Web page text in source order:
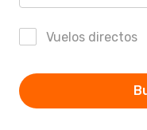
Vuelos directos